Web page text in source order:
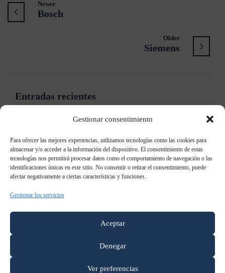
Gestionar consentimiento
Para ofrecer las mejores experiencias, utilizamos tecnologías como las cookies para
almacenar y/o acceder a la información del dispositivo. El consentimiento de estas
tecnologías nos permitirá procesar datos como el comportamiento de navegación o las
identificaciones únicas en este sitio. No consentir o retirar el consentimiento, puede
afectar negativamente a ciertas características y funciones.
Gestionar los servicios
Aceptar
Denegar
Ver preferencias
Newer
Bosch
Older
Siemens
Entradas recientes
Signage”
Samsung patenta un televisor holográfico